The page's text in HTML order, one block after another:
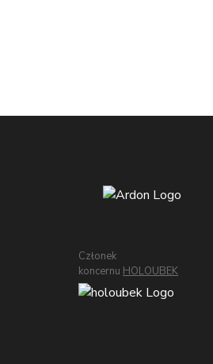
Członek
koncernu HOLOUBEK